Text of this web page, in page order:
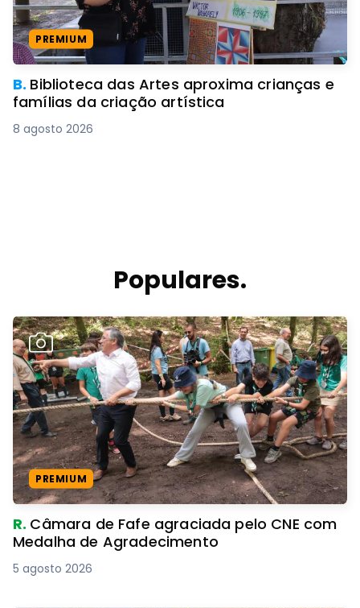
PREMIUM
B. Biblioteca das Artes aproxima crianças e
famílias da criação artística
8 agosto 2026
Populares.
PREMIUM
R. Câmara de Fafe agraciada pelo CNE com
Medalha de Agradecimento
5 agosto 2026